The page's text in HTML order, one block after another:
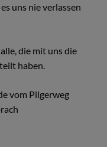
uns nie verlassen
die mit uns die
haben.
vom Pilgerweg